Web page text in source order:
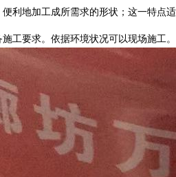
利地加工成所需求的形状；这一特点适
工要求。依据环境状况可以现场施工。